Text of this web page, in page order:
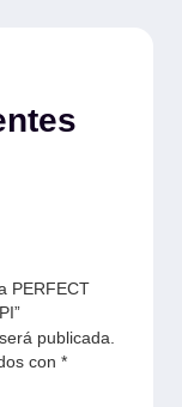
PERFECT
publicada.
con *